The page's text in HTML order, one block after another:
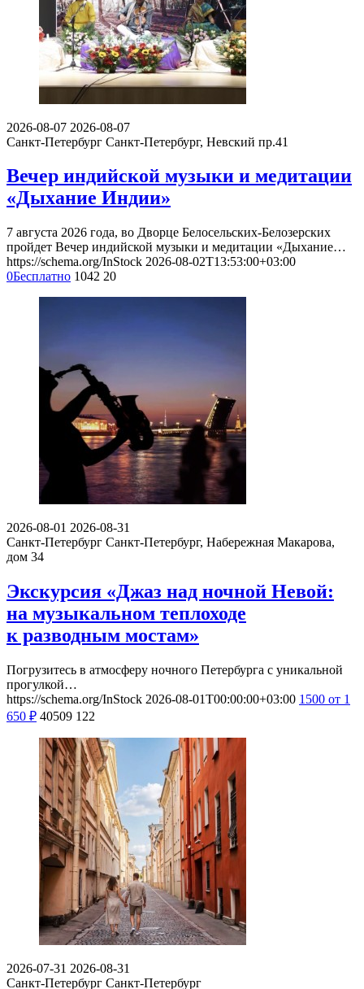
2026-08-07 2026-08-07
Санкт-Петербург Санкт-Петербург, Невский пр.41
Вечер индийской музыки и медитации
«Дыхание Индии»
7 августа 2026 года, во Дворце Белосельских-Белозерских
пройдет Вечер индийской музыки и медитации «Дыхание…
https://schema.org/InStock 2026-08-02T13:53:00+03:00
0Бесплатно 1042 20
2026-08-01 2026-08-31
Санкт-Петербург Санкт-Петербург, Набережная Макарова,
дом 34
Экскурсия «Джаз над ночной Невой:
на музыкальном теплоходе
к разводным мостам»
Погрузитесь в атмосферу ночного Петербурга с уникальной
прогулкой…
https://schema.org/InStock 2026-08-01T00:00:00+03:00 1500 от 1
650 ₽ 40509 122
2026-07-31 2026-08-31
Санкт-Петербург Санкт-Петербург